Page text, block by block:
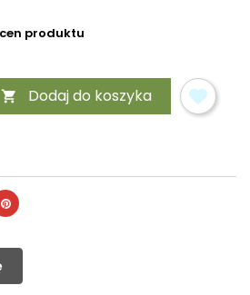
produktu
 Dodaj do koszyka